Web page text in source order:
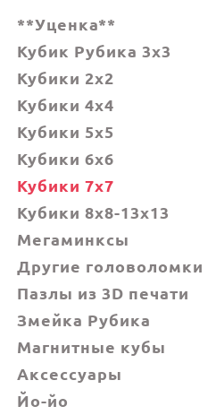
**Уценка**
Кубик Рубика 3x3
Кубики 2x2
Кубики 4x4
Кубики 5x5
Кубики 6х6
Кубики 7х7
Кубики 8x8-13x13
Мегаминксы
Другие головоломки
Пазлы из 3D печати
Змейка Рубика
Магнитные кубы
Аксессуары
Йо-йо